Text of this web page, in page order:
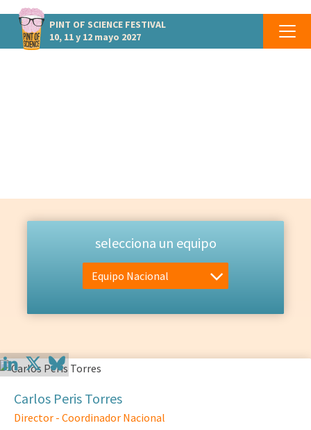
PINT OF SCIENCE FESTIVAL
10, 11 y 12 mayo 2027
selecciona un equipo
Equipo Nacional
Carlos Peris Torres
Director - Coordinador Nacional